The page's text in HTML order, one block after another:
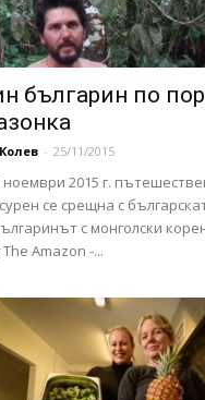
българин по
- 25/11/2015
ноември 2015 г.
се срещна с
с монголски
Amazon -...